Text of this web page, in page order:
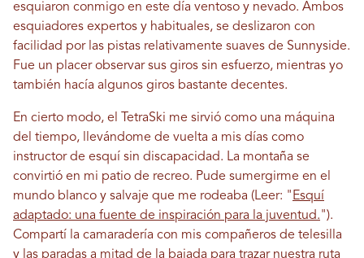
esquiaron conmigo en este día ventoso y nevado. Ambos
esquiadores expertos y habituales, se deslizaron con
facilidad por las pistas relativamente suaves de Sunnyside.
Fue un placer observar sus giros sin esfuerzo, mientras yo
también hacía algunos giros bastante decentes.
En cierto modo, el TetraSki me sirvió como una máquina
del tiempo, llevándome de vuelta a mis días como
instructor de esquí sin discapacidad. La montaña se
convirtió en mi patio de recreo. Pude sumergirme en el
mundo blanco y salvaje que me rodeaba (Leer: " Esquí
adaptado: una fuente de inspiración para la juventud.").
Compartí la camaradería con mis compañeros de telesilla
y las paradas a mitad de la bajada para trazar nuestra ruta